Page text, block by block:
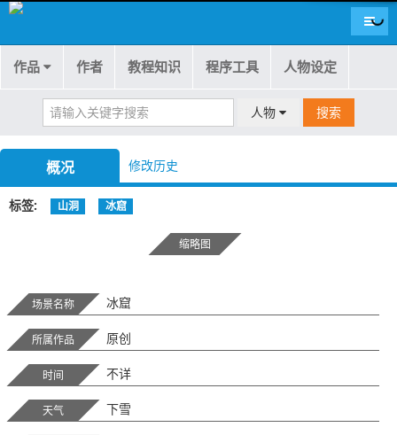
导航
作品 作者 教程知识 程序工具 人物设定
人物 搜索
概况 修改历史
标签 山洞 冰窟
缩略图
场景名称 冰窟
所属作品 原创
时间 不详
天气 下雪